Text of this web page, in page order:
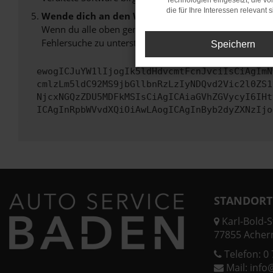
Wende dich an den Webseitenbetreiber.
Wenn du alle oben genannten Schritte versucht hast,
Fehlersuche zu unterstützen:
Karl-Bold-
77855
Telefon: 0
Mail:
die für Ihre Interessen relevant
Speichern